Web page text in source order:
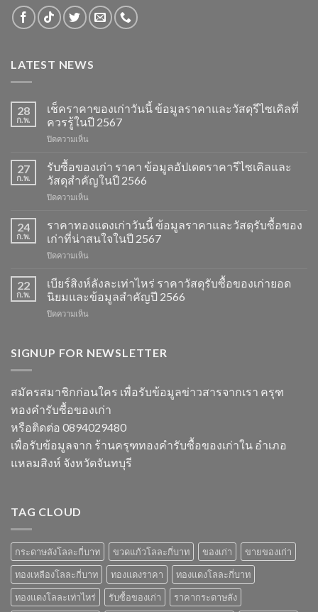
LATEST NEWS
28
ก.พ.
เช็คราคาของเก่าวันนี้ ข้อมูลราคาและวัสดุรีไซเคิลที่
ควรรู้ในปี 2567
ปิดความเห็น
ราคา
ของ
เก่า
วัน
ข้อมูล
ราคา
วัสดุ
ที่
ควร
ในปี
27
ก.พ.
รับซื้อของเก่า ราคา ข้อมูลอัปเดตราคารีไซเคิลและ
วัสดุสำคัญในปี 2566
ปิดความเห็น
ของ
เก่า
ราคา
อัปเดต
ราคา
รีไซเคิล
และ
ในปี
24
ก.พ.
ราคาทองแดงเก่าวันนี้ ข้อมูลราคาและวัสดุรับซื้อของ
เก่าที่น่าสนใจในปี 2567
ปิดความเห็น
ทองแดง
เก่า
วัน
นี้
และ
ซื้อ
ของ
เก่า
ที่
สนใจ
ในปี
22
ก.พ.
เบียร์สิงห์ลังละเท่าไหร่ ราคาวัสดุรับซื้อของเก่ายอด
นิยมและข้อมูลสำคัญปี 2566
ปิดความเห็น
ลัง
ไหร่
ราคา
วัสดุ
ซื้อ
ของ
เก่า
ยอด
2566
SIGNUP FOR NEWSLETTER
สมัครสมาชิกก่อนใคร เพื่อรับข้อมูลข่าวสารจากเรา ครุฑ
ทองคำรับซื้อของเก่า
หรือติดต่อ 0894029480
เพื่อรับข้อมูลจาก ร้านครุฑทองคำรับซื้อของเก่าใน อำเภอ
แหลมสิงห์ จังหวัดจันทบุรี
TAG CLOUD
กระดาษลังโลละกี่บาท ขวดแก้วโลละกี่บาท ของเก่า
ขายของเก่า
ทองเหลืองโลละกี่บาท
ทองแดงราคา
ทองแดงโลละกี่บาท
ทองแดงโลละเท่าไหร่
รับซื้อของเก่า
ราคากระดาษลัง